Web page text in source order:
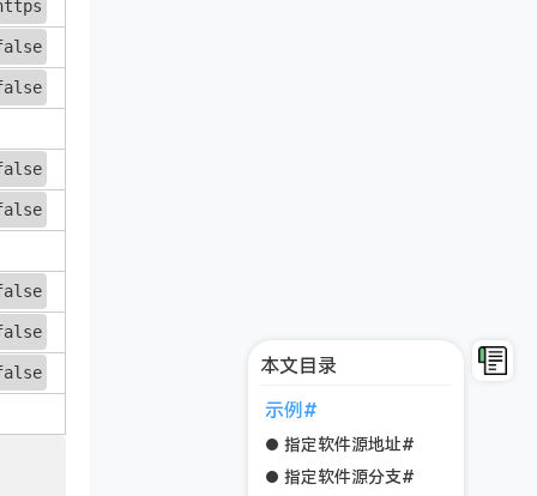
本文目录
示例#
指定软件源地址#
指定软件源分支#